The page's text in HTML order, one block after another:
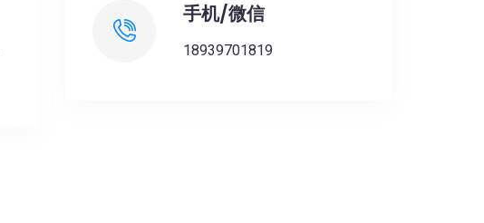
手机/微信
18939701819